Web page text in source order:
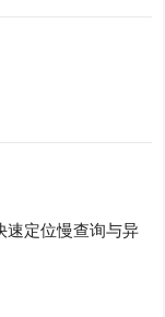
速定位慢查询与异